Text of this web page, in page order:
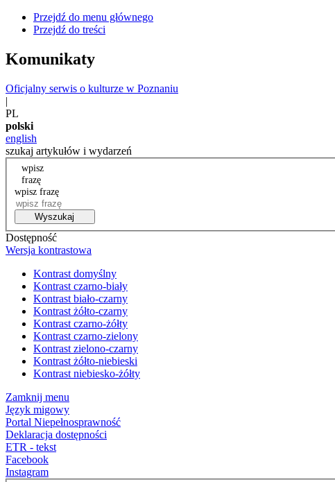
Przejdź do menu głównego
Przejdź do treści
Komunikaty
Oficjalny serwis o kulturze w Poznaniu
|
PL
polski
english
szukaj artykułów i wydarzeń
wpisz
frazę
wpisz frazę
Wyszukaj
Dostępność
Wersja kontrastowa
Kontrast domyślny
Kontrast czarno-biały
Kontrast biało-czarny
Kontrast żółto-czarny
Kontrast czarno-żółty
Kontrast czarno-zielony
Kontrast zielono-czarny
Kontrast żółto-niebieski
Kontrast niebiesko-żółty
Zamknij menu
Język migowy
Portal Niepełnosprawność
Deklaracja dostępności
ETR - tekst
Facebook
Instagram